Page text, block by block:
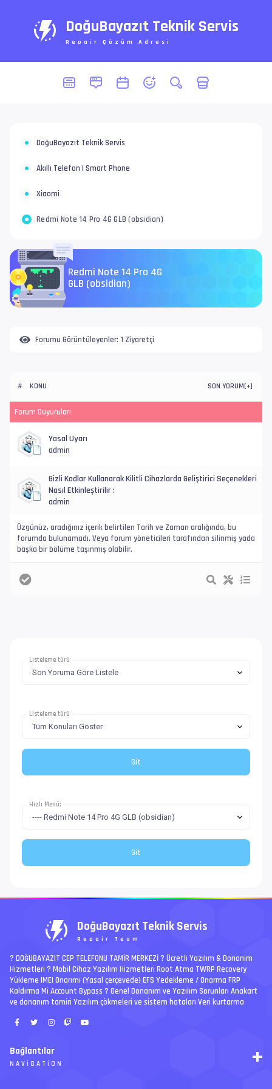
DoğuBayazıt Teknik Servis
Repair Çözüm Adresi
DoğuBayazıt Teknik Servis
Akıllı Telefon | Smart Phone
Xiaomi
Redmi Note 14 Pro 4G GLB (obsidian)
Redmi Note 14 Pro 4G
GLB (obsidian)
Forumu Görüntüleyenler: 1 Ziyaretçi
# KONU SON YORUM[+]
Forum Duyuruları
Yasal Uyarı
admin
Gizli Kodlar Kullanarak Kilitli Cihazlarda Geliştirici Seçenekleri
Nasıl Etkinleştirilir :
admin
Üzgünüz, aradığınız içerik belirtilen Tarih ve Zaman aralığında, bu
forumda bulunamadı. Veya forum yöneticileri tarafından silinmiş yada
başka bir bölüme taşınmış olabilir.
Listeleme türü
Listeleme türü
Hızlı Menü:
DoğuBayazıt Teknik Servis
Repair Team
? DOĞUBAYAZIT CEP TELEFONU TAMİR MERKEZİ ?️ Ücretli Yazılım & Donanım
Hizmetleri ? Mobil Cihaz Yazılım Hizmetleri Root Atma TWRP Recovery
Yükleme IMEI Onarımı (Yasal çerçevede) EFS Yedekleme / Onarma FRP
Kaldırma Mi Account Bypass ? Genel Donanım ve Yazılım Sorunları Anakart
ve donanım tamiri Yazılım çökmeleri ve sistem hataları Veri kurtarma
Bağlantılar
NAVIGATION